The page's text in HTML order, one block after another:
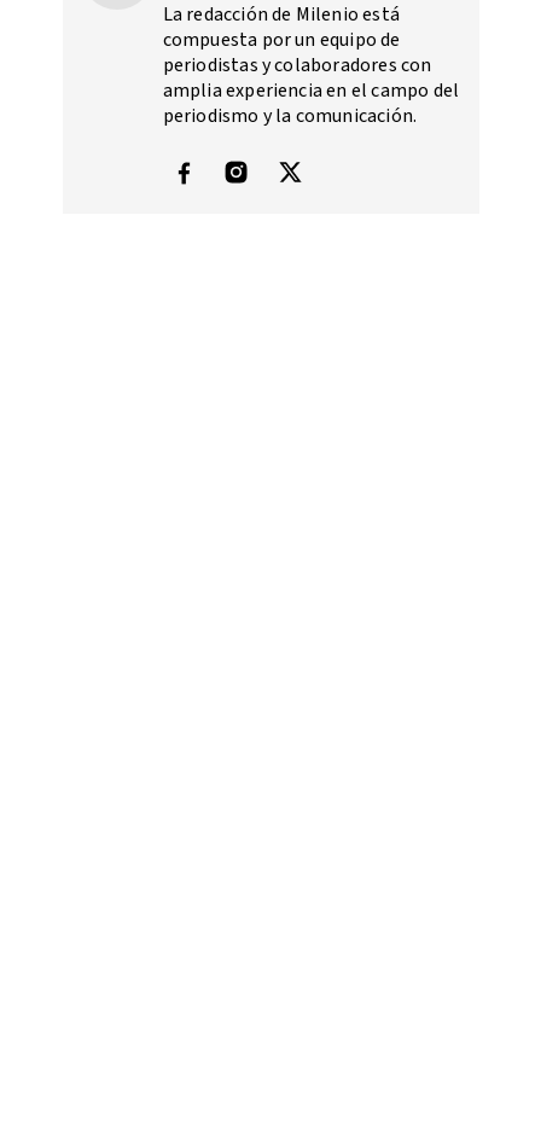
La redacción de Milenio está
compuesta por un equipo de
periodistas y colaboradores con
amplia experiencia en el campo del
periodismo y la comunicación.